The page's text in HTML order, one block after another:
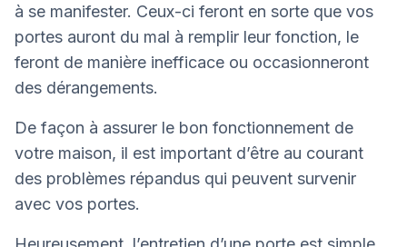
à se manifester. Ceux-ci feront en sorte que vos
portes auront du mal à remplir leur fonction, le
feront de manière inefficace ou occasionneront
des dérangements.
De façon à assurer le bon fonctionnement de
votre maison, il est important d’être au courant
des problèmes répandus qui peuvent survenir
avec vos portes.